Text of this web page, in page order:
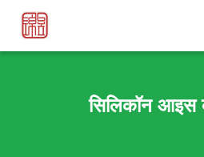
सिलिकॉन आइस